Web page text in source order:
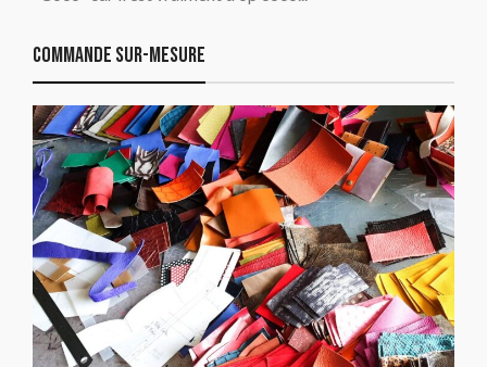
Commande sur-mesure